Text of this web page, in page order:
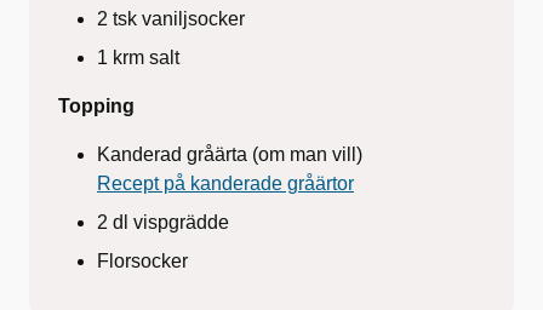
2 tsk vaniljsocker
1 krm salt
Topping
Kanderad gråärta (om man vill)
Recept på kanderade gråärtor
2 dl vispgrädde
Florsocker